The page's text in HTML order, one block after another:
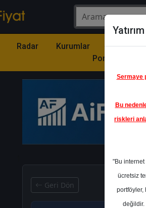
Radar Kurumlar
Model
Portföy
Geri Dön
Sermaye
Bu
riskleri
"Bu internet
ücretsiz
portföyler,
değildir.